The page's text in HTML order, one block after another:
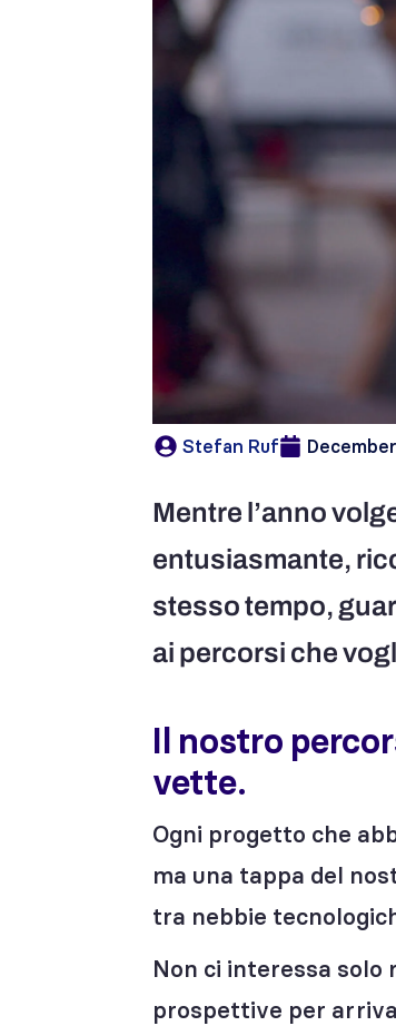
Stefan Ruf
Mentre l’anno
entusiasmante,
stesso tempo,
ai percorsi che
Il nostro
vette.
Ogni progetto che
ma una tappa del
tra nebbie
Non ci interessa solo
prospettive per